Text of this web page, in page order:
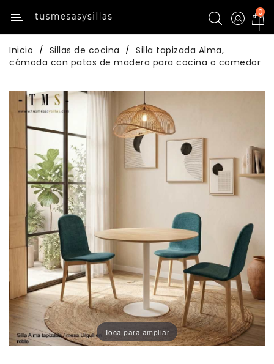
Categoría
Inicio
Mesas
De
Cocina
Sillas
Cocina
Mesas
Comedor
Sillas
Comedor
Porcelánico
Dekton
0
Inicio Sillas de cocina
Silla tapizada Alma,
cómoda con patas de madera para cocina o comedor
Toca para ampliar